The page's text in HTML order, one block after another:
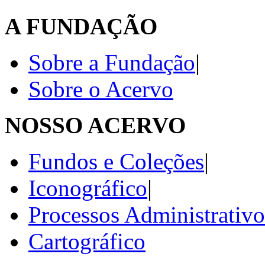
A FUNDAÇÃO
Sobre a Fundação|
Sobre o Acervo
NOSSO ACERVO
Fundos e Coleções|
Iconográfico|
Processos
Cartográfico